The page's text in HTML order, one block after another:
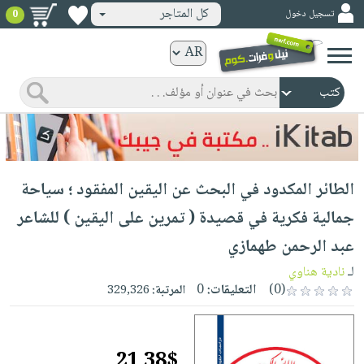
ورقية
المواضيع
صدر
حديثاً
الأكثر
مبيعاً
جوائز
شحن
مخفض
عروض
خاصة
مشوقة
كتب
الكترونية
الرئيسية
صدر
حديثاً
الأكثر
مبيعاً
كتب
صوتية
الصفحة
الرئيسية
masmu3
أطفال
وناشئة
تسجيل دخول كل المتاجر 0
الطائر المكدود في البحث عن اليقين المفقود ؛ سياحة
جمالية فكرية في قصيدة ( تمرين على اليقين ) للشاعر
عبد الرحمن طهمازي
لـنادية هناوي
(0)
التعليقات:0 المرتبة:329,326